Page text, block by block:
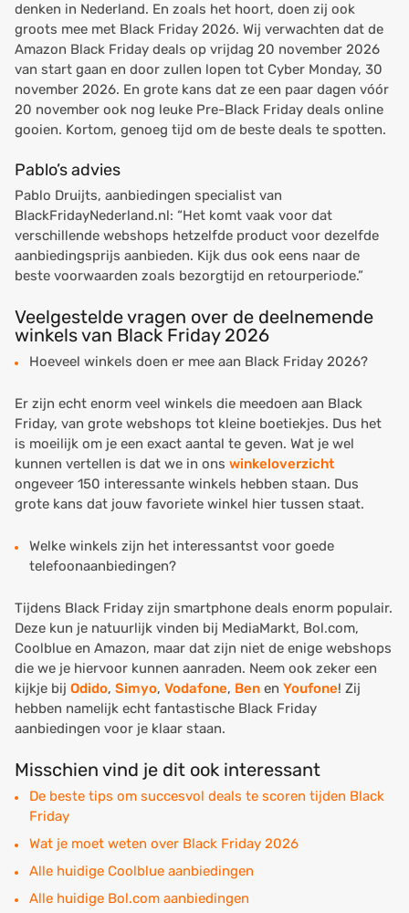
denken in Nederland. En zoals het hoort, doen zij ook
groots mee met Black Friday 2026. Wij verwachten dat de
Amazon Black Friday deals op vrijdag 20 november 2026
van start gaan en door zullen lopen tot Cyber Monday, 30
november 2026. En grote kans dat ze een paar dagen vóór
20 november ook nog leuke Pre-Black Friday deals online
gooien. Kortom, genoeg tijd om de beste deals te spotten.
Pablo’s advies
Pablo Druijts, aanbiedingen specialist van
BlackFridayNederland.nl: “Het komt vaak voor dat
verschillende webshops hetzelfde product voor dezelfde
aanbiedingsprijs aanbieden. Kijk dus ook eens naar de
beste voorwaarden zoals bezorgtijd en retourperiode.”
Veelgestelde vragen over de deelnemende
winkels van Black Friday 2026
Hoeveel winkels doen er mee aan Black Friday 2026?
Er zijn echt enorm veel winkels die meedoen aan Black
Friday, van grote webshops tot kleine boetiekjes. Dus het
is moeilijk om je een exact aantal te geven. Wat je wel
kunnen vertellen is dat we in ons winkeloverzicht
ongeveer 150 interessante winkels hebben staan. Dus
grote kans dat jouw favoriete winkel hier tussen staat.
Welke winkels zijn het interessantst voor goede
telefoonaanbiedingen?
Tijdens Black Friday zijn smartphone deals enorm populair.
Deze kun je natuurlijk vinden bij MediaMarkt, Bol.com,
Coolblue en Amazon, maar dat zijn niet de enige webshops
die we je hiervoor kunnen aanraden. Neem ook zeker een
kijkje bij Odido, Simyo, Vodafone, Ben en Youfone! Zij
hebben namelijk echt fantastische Black Friday
aanbiedingen voor je klaar staan.
Misschien vind je dit ook interessant
De beste tips om succesvol deals te scoren tijden Black
Friday
Wat je moet weten over Black Friday 2026
Alle huidige Coolblue aanbiedingen
Alle huidige Bol.com aanbiedingen